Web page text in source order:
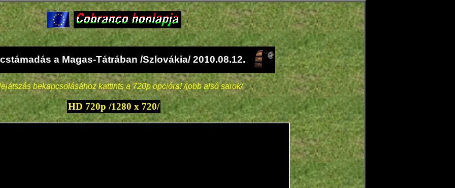
a Magas-Tátrában /Szlovákia/ 2010.08.12.
bekapcsolásához kattints a 720p opcióra! /jobb alsó sarok/
HD 720p /1280 x 720/